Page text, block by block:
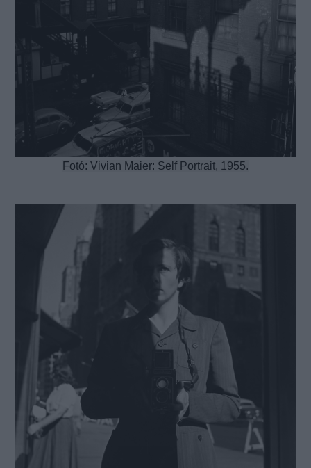
Fotó: Vivian Maier: Self Portrait, 1955.